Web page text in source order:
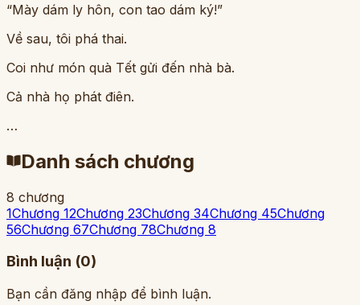
“Mày dám ly hôn, con tao dám ký!”
Về sau, tôi phá thai.
Coi như món quà Tết gửi đến nhà bà.
Cả nhà họ phát điên.
…
Danh sách chương
8 chương
1Chương 12Chương 23Chương 34Chương 45Chương
56Chương 67Chương 78Chương 8
Bình luận (0)
Bạn cần đăng nhập để bình luận.